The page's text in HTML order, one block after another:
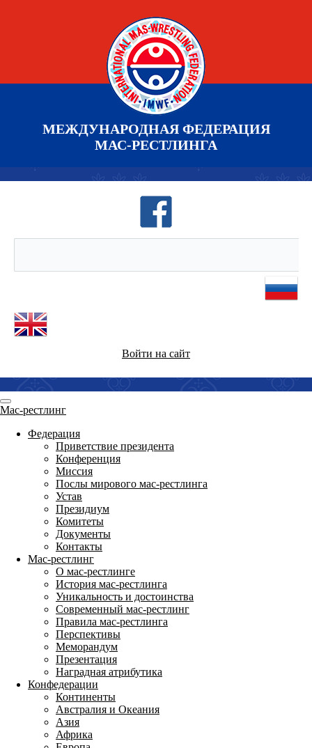
МЕЖДУНАРОДНАЯ ФЕДЕРАЦИЯ
МАС-РЕСТЛИНГА
Войти на сайт
Мас-рестлинг
Федерация
Приветствие президента
Конференция
Миссия
Послы мирового мас-рестлинга
Устав
Президиум
Комитеты
Документы
Контакты
Мас-рестлинг
О мас-рестлинге
История мас-рестлинга
Уникальность и достоинства
Современный мас-рестлинг
Правила мас-рестлинга
Перспективы
Меморандум
Презентация
Наградная атрибутика
Конфедерации
Континенты
Австралия и Океания
Азия
Африка